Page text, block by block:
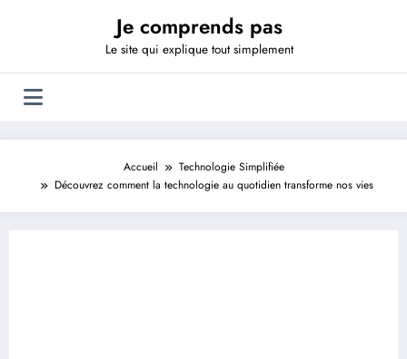
Je comprends pas
Le site qui explique tout simplement
Accueil
Technologie Simplifiée
Découvrez comment la technologie au quotidien transforme nos vies